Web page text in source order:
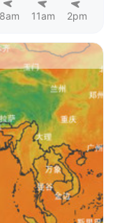
8am 11am 2pm